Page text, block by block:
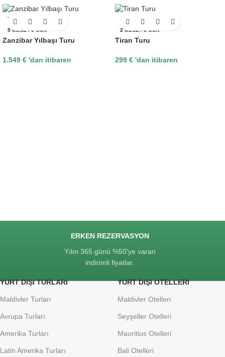
TANZANYA
5 GECE / 6 GÜN
Zanzibar Yılbaşı Turu
1.549 € 'dan itibaren
ARNAVUTLUK
2 GECE / 3 GÜN
Tiran Turu
299 € 'dan itibaren
ERKEN REZERVASYON
Yılın 365 günü %50'ye varan
indirimli fiyatlar.
YURT DIŞI TURLARI
Maldivler Turları
Avrupa Turları
Amerika Turları
Latin Amerika Turları
YURT DIŞI OTELLERI
Maldivler Otelleri
Seyşeller Otelleri
Mauritius Otelleri
Bali Otelleri